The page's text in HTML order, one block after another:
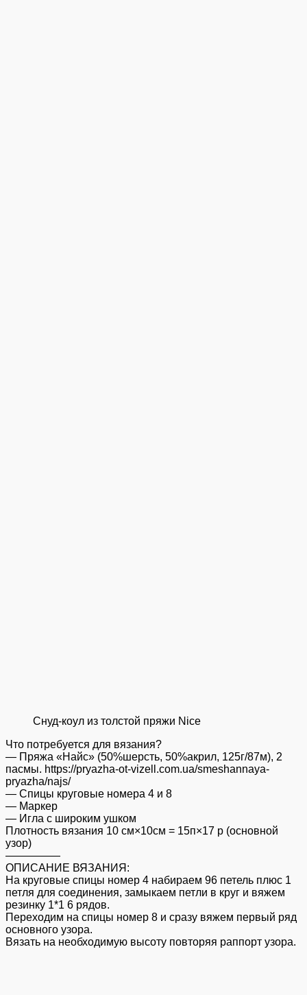
Снуд-коул из толстой пряжи Nice
Что потребуется для вязания?
— Пряжа «Найс» (50%шерсть, 50%акрил, 125г/87м), 2
пасмы. https://pryazha-ot-vizell.com.ua/smeshannaya-
pryazha/najs/
— Спицы круговые номера 4 и 8
— Маркер
— Игла с широким ушком
Плотность вязания 10 см×10см = 15п×17 р (основной
узор)
—————
ОПИСАНИЕ ВЯЗАНИЯ:
На круговые спицы номер 4 набираем 96 петель плюс 1
петля для соединения, замыкаем петли в круг и вяжем
резинку 1*1 6 рядов.
Переходим на спицы номер 8 и сразу вяжем первый ряд
основного узора.
Вязать на необходимую высоту повторяя раппорт узора.